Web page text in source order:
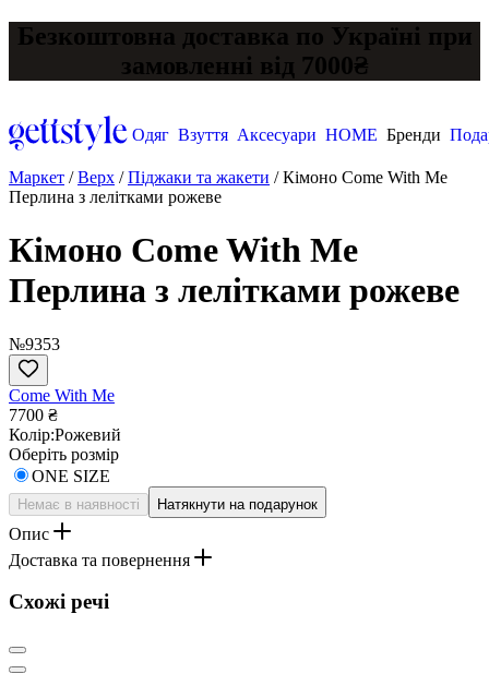
Безкоштовна доставка по Україні при
замовленні від 7000₴
Одяг Взуття Аксесуари HOME Бренди
Маркет /Верх /Піджаки та жакети /Кімоно Come With Me
Перлина з лелітками рожеве
Кімоно Come With Me
Перлина з лелітками рожеве
№9353
Come With Me
7700 ₴
Колір:Рожевий
Оберіть розмір
ONE SIZE
Немає в наявності Натякнути на подарунок
Опис
Доставка та повернення
Схожі речі